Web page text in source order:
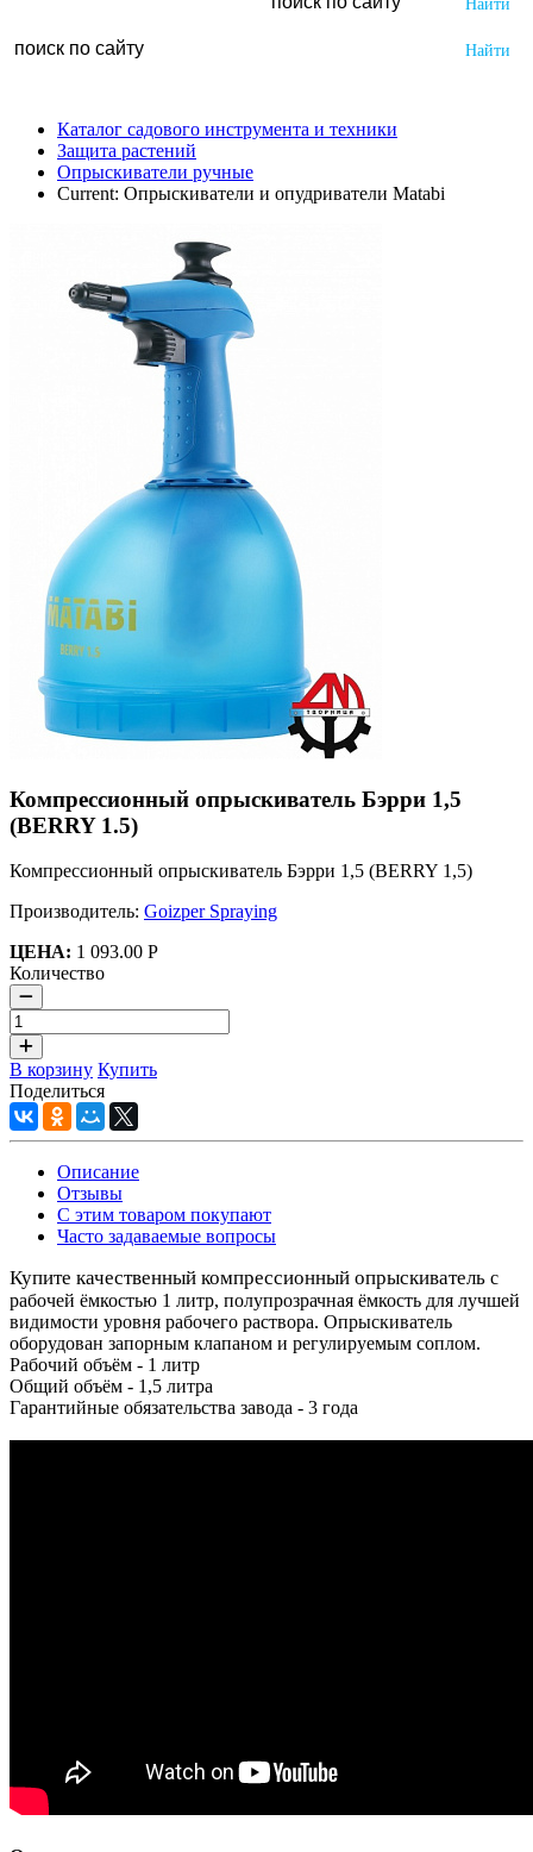
Каталог садового инструмента и техники
Защита растений
Опрыскиватели ручные
Current: Опрыскиватели и опудриватели Matabi
Компрессионный опрыскиватель Бэрри 1,5
(BERRY 1.5)
Компрессионный опрыскиватель Бэрри 1,5 (BERRY 1,5)
Производитель: Goizper Spraying
ЦЕНА: 1 093.00 Р
Количество
В корзину Купить
Поделиться
Описание
Отзывы
С этим товаром покупают
Часто задаваемые вопросы
Купите качественный компрессионный опрыскиватель с
рабочей ёмкостью 1 литр, полупрозрачная ёмкость для лучшей
видимости уровня рабочего раствора. Опрыскиватель
оборудован запорным клапаном и регулируемым соплом.
Рабочий объём - 1 литр
Общий объём - 1,5 литра
Гарантийные обязательства завода - 3 года